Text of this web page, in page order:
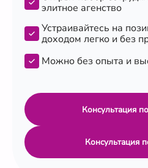
элитное агенство
Устраивайтесь на
доходом легко и без
Можно без опыта и
Консультация
Консультация